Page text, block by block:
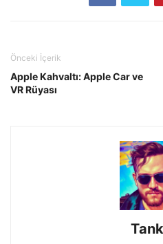
Önceki İçerik
Apple Kahvaltı: Apple Car ve
VR Rüyası